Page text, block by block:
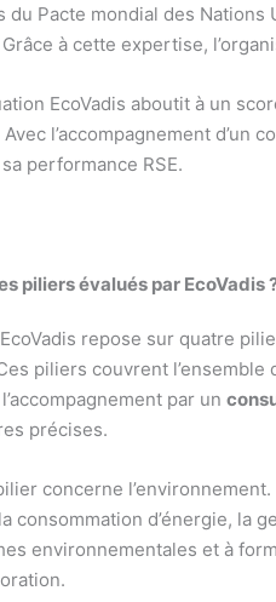
du Pacte mondial des
Grâce à cette expertise,
EcoVadis aboutit à un
l’accompagnement d’un
performance RSE.
piliers évalués par EcoVadis
EcoVadis repose sur quatre
piliers couvrent
par un
précises.
concerne
consommation d’énergie, la
environnementales et à